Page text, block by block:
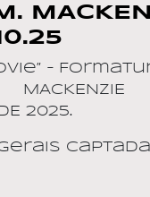
–
MACKENZIE
2025.